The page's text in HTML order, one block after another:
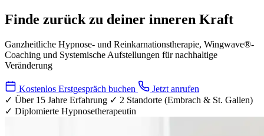
Finde zurück zu deiner inneren Kraft
Ganzheitliche Hypnose- und Reinkarnationstherapie, Wingwave®-
Coaching und Systemische Aufstellungen für nachhaltige
Veränderung
Kostenlos Erstgespräch buchen
Jetzt anrufen
✓ Über 15 Jahre Erfahrung ✓ 2 Standorte (Embrach & St. Gallen)
✓ Diplomierte Hypnosetherapeutin